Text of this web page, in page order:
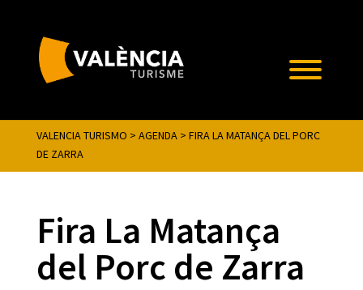
VALENCIA TURISMO > AGENDA> FIRA LA MATANÇA DEL PORC
DE ZARRA
Fira La Matança
del Porc de Zarra